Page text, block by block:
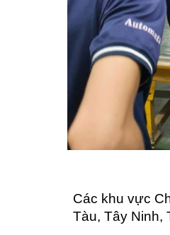
Các khu vực
Tàu, Tây Ninh,